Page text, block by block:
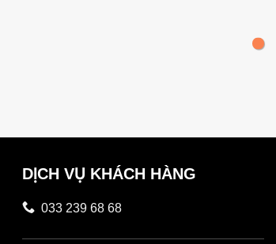
DỊCH VỤ KHÁCH HÀNG
033 239 68 68